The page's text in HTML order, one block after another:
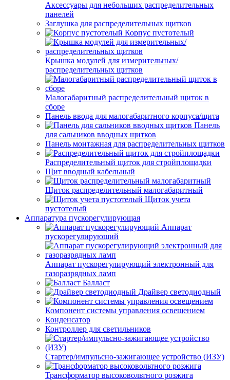
Аксессуары для небольших распределительных
панелей
Заглушка для распределительных щитков
Корпус пустотелый
Крышка модулей для измерительных/
распределительных щитков
Малогабаритный распределительный щиток в
сборе
Панель ввода для малогабаритного корпуса/щита
Панель
для сальников вводных щитков
Панель монтажная для распределительных щитков
Распределительный щиток для стройплощадки
Щит вводный кабельный
Щиток распределительный малогабаритный
Щиток учета
пустотелый
Аппаратура пускорегулирующая
Аппарат
пускорегулирующий
Аппарат пускорегулирующий электронный для
газоразрядных ламп
Балласт
Драйвер светодиодный
Компонент системы управления освещением
Конденсатор
Контроллер для светильников
Стартер/импульсно-зажигающее устройство (ИЗУ)
Трансформатор высоковольтного розжига